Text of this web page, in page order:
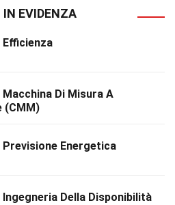
IN EVIDENZA
Di Misura A
(CMM)
Energetica
Della Disponibilità